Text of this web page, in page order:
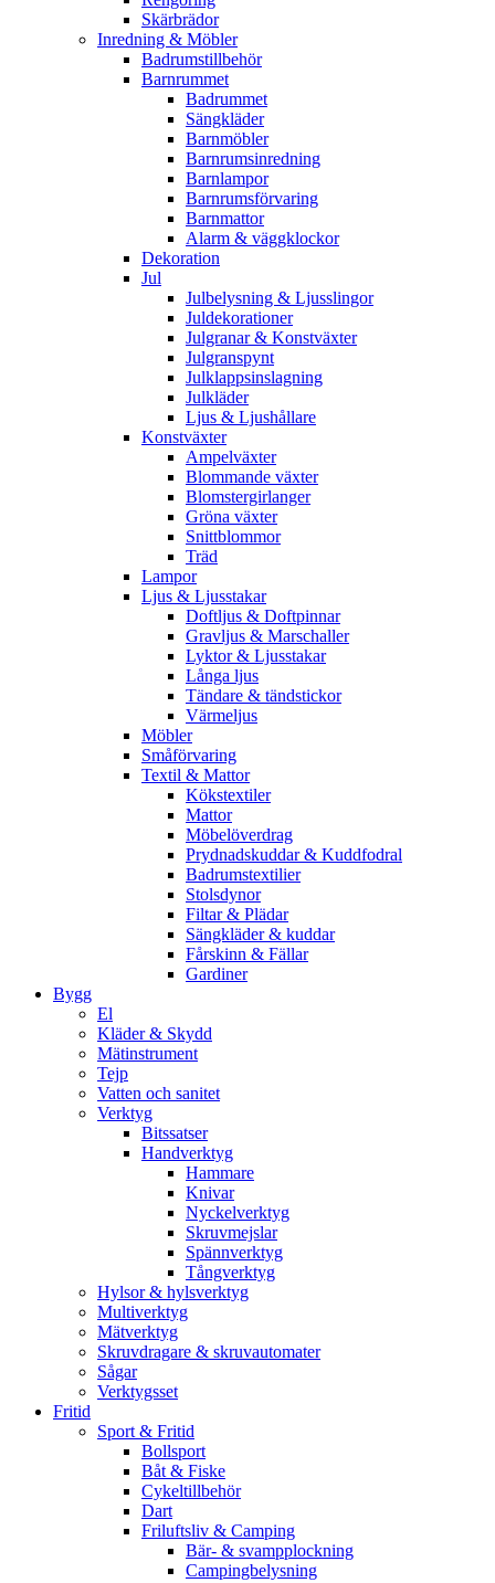
Skärbrädor
Inredning & Möbler
Badrumstillbehör
Barnrummet
Badrummet
Sängkläder
Barnmöbler
Barnrumsinredning
Barnlampor
Barnrumsförvaring
Barnmattor
Alarm & väggklockor
Dekoration
Jul
Julbelysning & Ljusslingor
Juldekorationer
Julgranar & Konstväxter
Julgranspynt
Julklappsinslagning
Julkläder
Ljus & Ljushållare
Konstväxter
Ampelväxter
Blommande växter
Blomstergirlanger
Gröna växter
Snittblommor
Träd
Lampor
Ljus & Ljusstakar
Doftljus & Doftpinnar
Gravljus & Marschaller
Lyktor & Ljusstakar
Långa ljus
Tändare & tändstickor
Värmeljus
Möbler
Småförvaring
Textil & Mattor
Kökstextiler
Mattor
Möbelöverdrag
Prydnadskuddar & Kuddfodral
Badrumstextilier
Stolsdynor
Filtar & Plädar
Sängkläder & kuddar
Fårskinn & Fällar
Gardiner
Bygg
El
Kläder & Skydd
Mätinstrument
Tejp
Vatten och sanitet
Verktyg
Bitssatser
Handverktyg
Hammare
Knivar
Nyckelverktyg
Skruvmejslar
Spännverktyg
Tångverktyg
Hylsor & hylsverktyg
Multiverktyg
Mätverktyg
Skruvdragare & skruvautomater
Sågar
Verktygsset
Fritid
Sport & Fritid
Bollsport
Båt & Fiske
Cykeltillbehör
Dart
Friluftsliv & Camping
Bär- & svampplockning
Campingbelysning